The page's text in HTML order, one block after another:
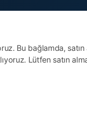
Bu bağlamda, satın
Lütfen satın